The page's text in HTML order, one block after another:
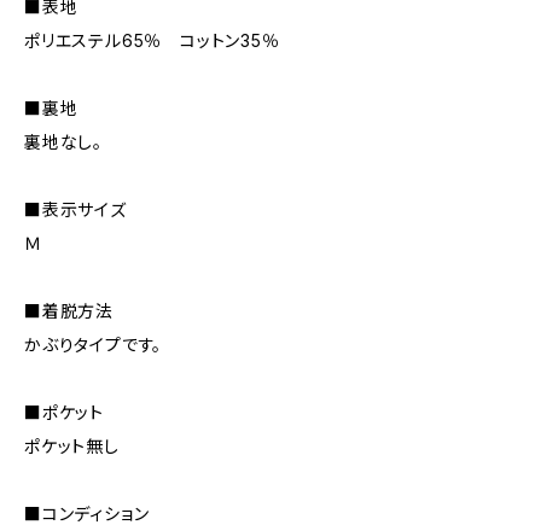
■表地
ポリエステル65％ コットン35％
■裏地
裏地なし。
■表示サイズ
Ｍ
■着脱方法
かぶりタイプです。
■ポケット
ポケット無し
■コンディション